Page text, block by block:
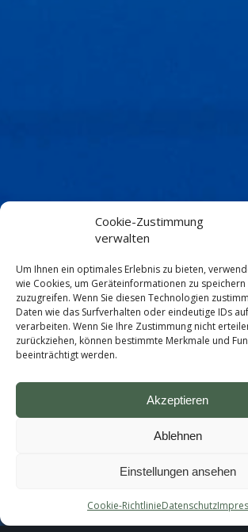
Cookie-Zustimmung
verwalten
Um Ihnen ein optimales Erlebnis zu bieten,
wie Cookies, um Geräteinformationen zu
zuzugreifen. Wenn Sie diesen Technologien
Daten wie das Surfverhalten oder eindeutige IDs
verarbeiten. Wenn Sie Ihre Zustimmung nicht
zurückziehen, können bestimmte Merkmale und
beeinträchtigt werden.
Akzeptieren
Ablehnen
Einstellungen ansehen
Cookie-RichtlinieDatenschutz